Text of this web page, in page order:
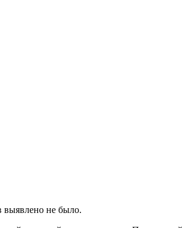
выявлено не было.